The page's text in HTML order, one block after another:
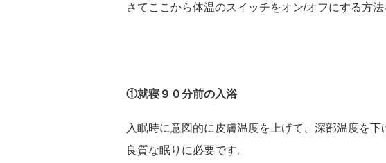
さてここから体温のスイッチをオン/オフにする方法
①就寝９０分前の入浴
入眠時に意図的に皮膚温度を上げて、深部温度を
良質な眠りに必要です。